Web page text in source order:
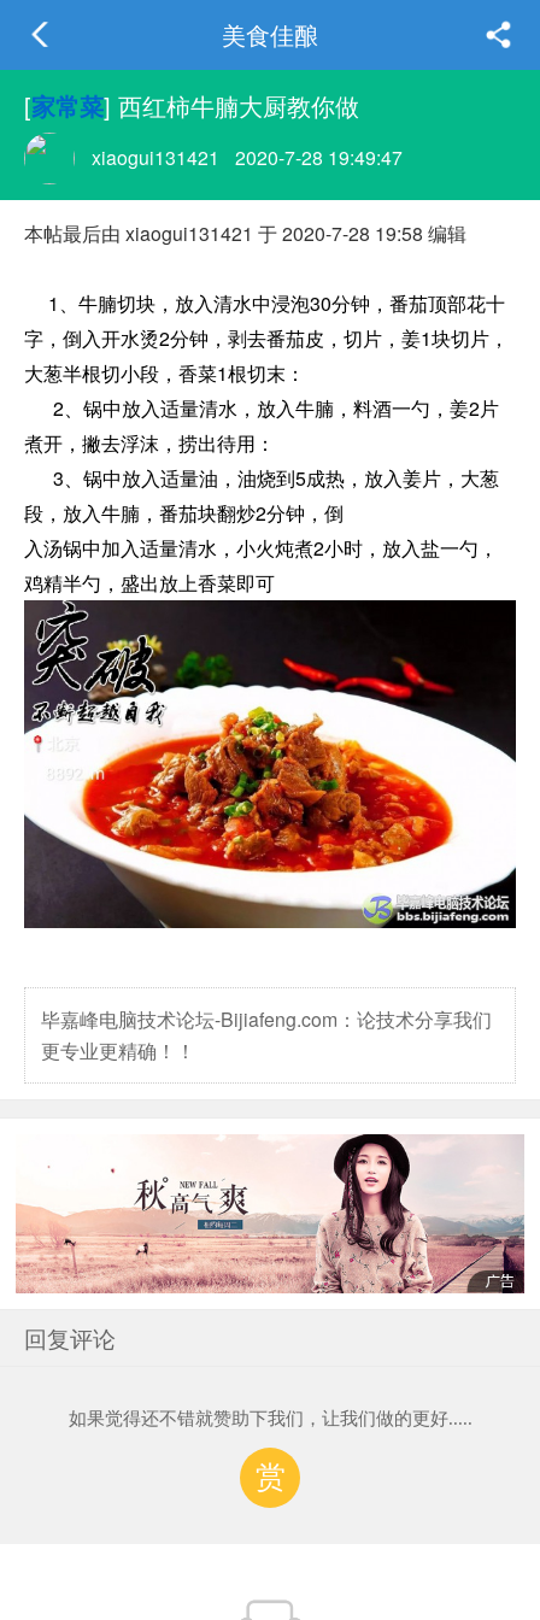
美食佳酿
[家常菜] 西红柿牛腩大厨教你做
xiaogui131421 2020-7-28 19:49:47
本帖最后由 xiaogui131421 于 2020-7-28 19:58 编辑
1、牛腩切块，放入清水中浸泡30分钟，番茄顶部花十
字，倒入开水烫2分钟，剥去番茄皮，切片，姜1块切片，
大葱半根切小段，香菜1根切末：
2、锅中放入适量清水，放入牛腩，料酒一勺，姜2片
煮开，撇去浮沫，捞出待用：
3、锅中放入适量油，油烧到5成热，放入姜片，大葱
段，放入牛腩，番茄块翻炒2分钟，倒
入汤锅中加入适量清水，小火炖煮2小时，放入盐一勺，
鸡精半勺，盛出放上香菜即可
毕嘉峰电脑技术论坛-Bijiafeng.com：论技术分享我们
更专业更精确！！
回复评论
如果觉得还不错就赞助下我们，让我们做的更好.....
赏